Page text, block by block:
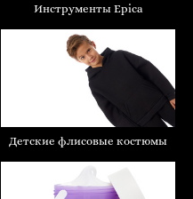
Инструменты Epica
Детские флисовые костюмы